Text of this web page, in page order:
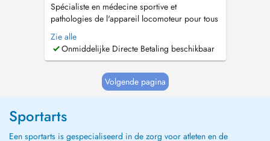
Spécialiste en médecine sportive et
pathologies de l'appareil locomoteur pour tous
les âges, les sportifs de tous niveaux (en loisir
comme en compétition) mais aussi les non-
sportifs. Médecin du FC Differdange 03 et des
fédération luxembourgeoise de...
Zie alle
Onmiddelijke Directe Betaling beschikbaar
Volgende pagina
Sportarts
Een sportarts is gespecialiseerd in de zorg voor atleten en de